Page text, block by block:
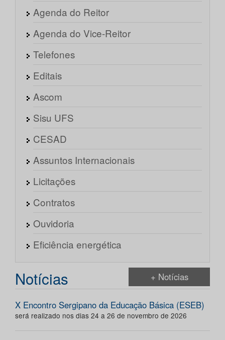
Agenda do Reitor
Agenda do Vice-Reitor
Telefones
Editais
Ascom
Sisu UFS
CESAD
Assuntos Internacionais
Licitações
Contratos
Ouvidoria
Eficiência energética
Notícias + Notícias
X Encontro Sergipano da Educação Básica (ESEB)
será realizado nos dias 24 a 26 de novembro de 2026